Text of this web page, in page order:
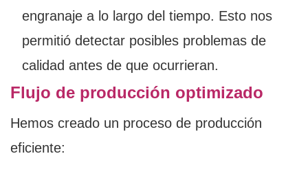
engranaje a lo largo del tiempo. Esto nos
permitió detectar posibles problemas de
calidad antes de que ocurrieran.
Flujo de producción optimizado
Hemos creado un proceso de producción
eficiente: